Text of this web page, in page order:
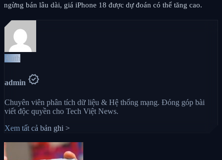
ngừng bán lâu dài, giá iPhone 18 được dự đoán có thể tăng cao.
Auth
admin verified
Chuyên viên phân tích dữ liệu & Hệ thống mạng. Đóng góp bài
viết độc quyền cho Tech Việt News.
Xem tất cả bản ghi >